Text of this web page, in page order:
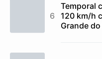
Temporal
120 km/h
Grande do